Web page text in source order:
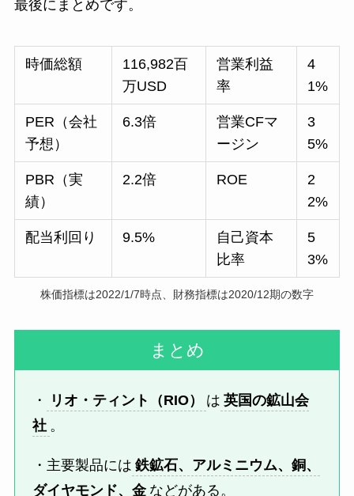
最後にまとめです。
時価総額
116,982百
万USD
営業利益
率
4
1%
PER（会社
予想）
6.3倍
営業CFマ
ージン
3
5%
PBR（実
績）
2.2倍 ROE
2
2%
配当利回り 9.5%
自己資本
比率
5
3%
株価指標は2022/1/7時点、財務指標は2020/12期の数字
まとめ
・ リオ・ティント（RIO） は 英国の鉱山会
社 。
・主要製品には 鉄鉱石、アルミニウム、銅、
ダイヤモンド、金 などがある。